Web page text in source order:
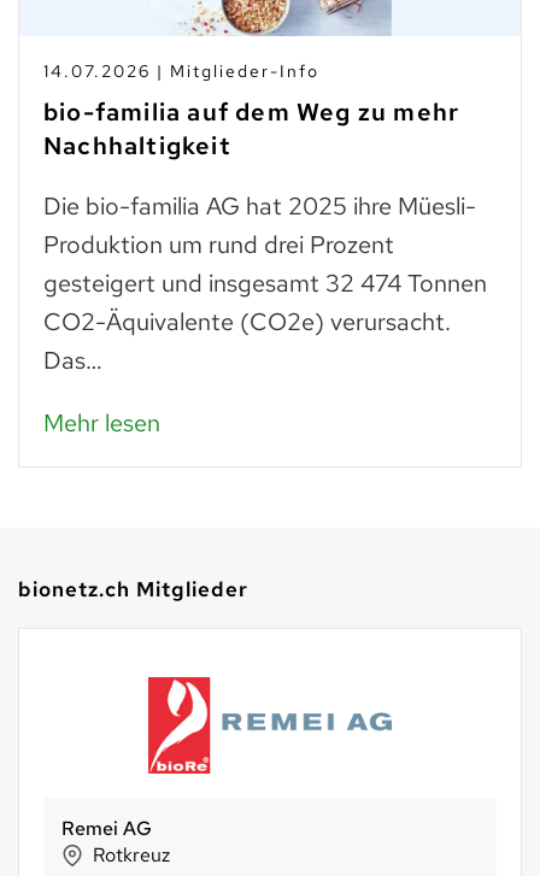
10.07.2026 | Branchen-News
Taste Not Waste: Food Save bis
zum Teller
Trockenes Brot ist fast genauso wertvoll
wie frisches. Man muss einfach wissen,
was man daraus zubereiten kann: zu
Paniermehl verarbeitet, lassen…
bionetz.ch Mitglieder
Remei AG
Rotkreuz